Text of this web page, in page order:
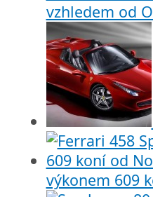
vzhledem od
výkonem 609